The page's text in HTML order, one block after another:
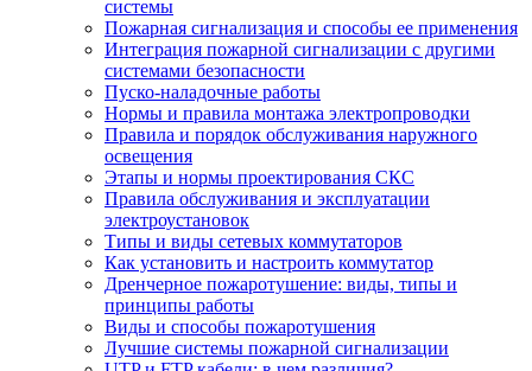
системы
Пожарная сигнализация и способы ее применения
Интеграция пожарной сигнализации с другими
системами безопасности
Пуско-наладочные работы
Нормы и правила монтажа электропроводки
Правила и порядок обслуживания наружного
освещения
Этапы и нормы проектирования СКС
Правила обслуживания и эксплуатации
электроустановок
Типы и виды сетевых коммутаторов
Как установить и настроить коммутатор
Дренчерное пожаротушение: виды, типы и
принципы работы
Виды и способы пожаротушения
Лучшие системы пожарной сигнализации